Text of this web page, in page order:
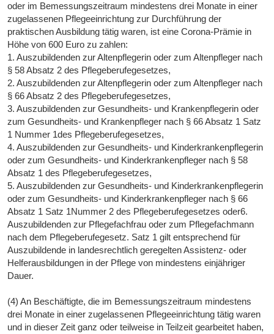
oder im Bemessungszeitraum mindestens drei Monate in einer
zugelassenen Pflegeeinrichtung zur Durchführung der
praktischen Ausbildung tätig waren, ist eine Corona-Prämie in
Höhe von 600 Euro zu zahlen:
1. Auszubildenden zur Altenpflegerin oder zum Altenpfleger nach
§ 58 Absatz 2 des Pflegeberufegesetzes,
2. Auszubildenden zur Altenpflegerin oder zum Altenpfleger nach
§ 66 Absatz 2 des Pflegeberufegesetzes,
3. Auszubildenden zur Gesundheits- und Krankenpflegerin oder
zum Gesundheits- und Krankenpfleger nach § 66 Absatz 1 Satz
1 Nummer 1des Pflegeberufegesetzes,
4. Auszubildenden zur Gesundheits- und Kinderkrankenpflegerin
oder zum Gesundheits- und Kinderkrankenpfleger nach § 58
Absatz 1 des Pflegeberufegesetzes,
5. Auszubildenden zur Gesundheits- und Kinderkrankenpflegerin
oder zum Gesundheits- und Kinderkrankenpfleger nach § 66
Absatz 1 Satz 1Nummer 2 des Pflegeberufegesetzes oder6.
Auszubildenden zur Pflegefachfrau oder zum Pflegefachmann
nach dem Pflegeberufegesetz. Satz 1 gilt entsprechend für
Auszubildende in landesrechtlich geregelten Assistenz- oder
Helferausbildungen in der Pflege von mindestens einjähriger
Dauer.
(4) An Beschäftigte, die im Bemessungszeitraum mindestens
drei Monate in einer zugelassenen Pflegeeinrichtung tätig waren
und in dieser Zeit ganz oder teilweise in Teilzeit gearbeitet haben,